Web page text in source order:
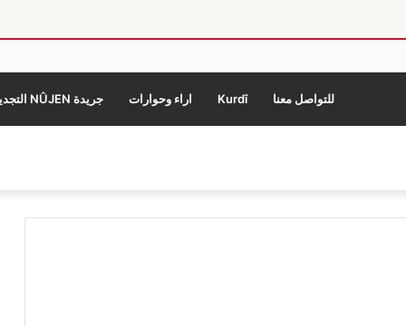
جريدة NÛJEN التجديد اراء وحوارات Kurdî للتواصل معنا